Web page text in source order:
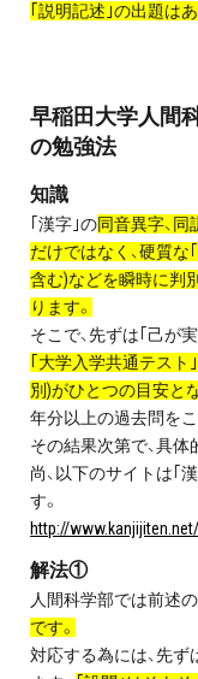
｢説明記述｣の出題は
早稲田大学人間
の勉強法
知識
｢漢字｣の同音異字、
だけではなく、硬質
含む)などを瞬時に判
ります。
そこで、先ずは｢己が
｢大学入学共通テス
別)がひとつの目安と
年分以上の過去問をこ
その結果次第で、具体
尚、以下のサイトは｢
す。
http://
解法①
人間科学部では前述
です。
対応する為には、先